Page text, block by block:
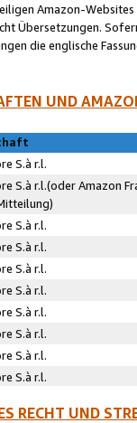
Amazon-Websites
Übersetzungen.
die englische
UND
S.à r.l.
S.à r.l.(oder Amazon
S.à r.l.
S.à r.l.
S.à r.l.
S.à r.l.
S.à r.l.
S.à r.l.
S.à r.l.
S.à r.l.
RECHT UND